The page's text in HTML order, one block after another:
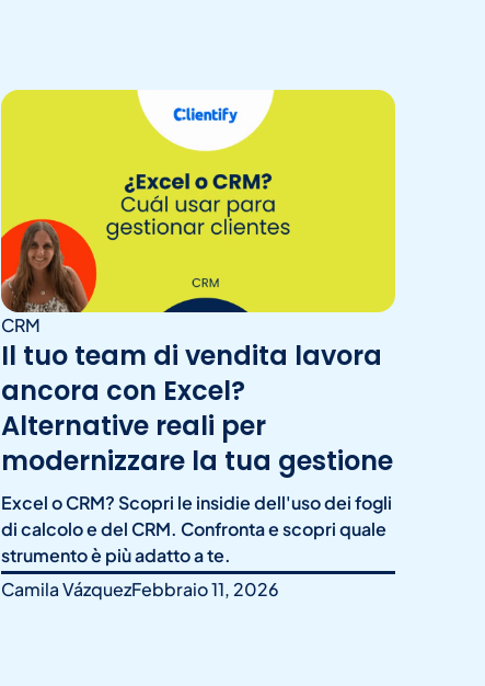
CRM
Il tuo team di vendita lavora
ancora con Excel?
Alternative reali per
modernizzare la tua gestione
Excel o CRM? Scopri le insidie dell'uso dei fogli
di calcolo e del CRM. Confronta e scopri quale
strumento è più adatto a te.
Camila VázquezFebbraio 11, 2026